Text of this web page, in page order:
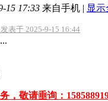
15 17:33 来自手机 | 显
表于 2025-9-15 16:44
，敬请垂询：